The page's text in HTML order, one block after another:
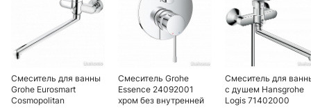
Смеситель для ванны
Grohe Eurosmart
Cosmopolitan
Смеситель Grohe
Essence 24092001
хром без внутренней
Смеситель для
с душем Hansgrohe
Logis 71402000